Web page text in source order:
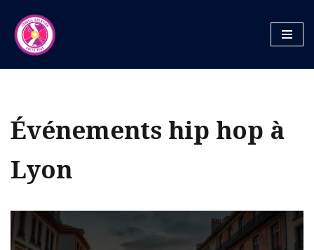
Aller
au
contenu
Événements hip hop à
Lyon